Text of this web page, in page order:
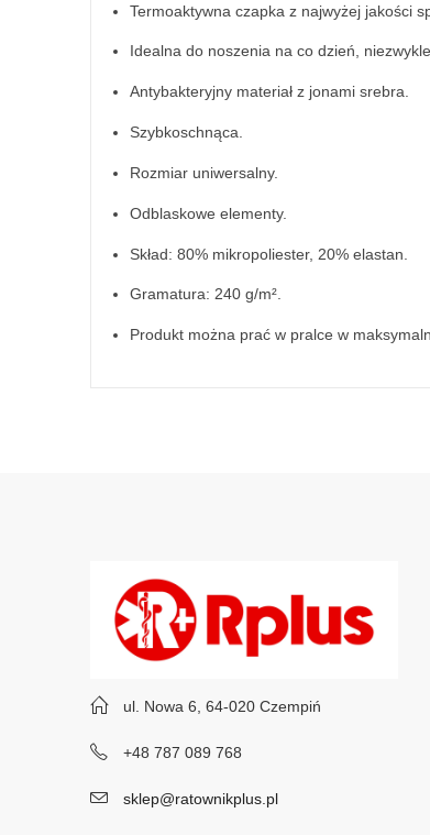
Termoaktywna czapka z najwyżej jakości
Idealna do noszenia na co dzień,
Antybakteryjny materiał z jonami srebra.
Szybkoschnąca.
Rozmiar uniwersalny.
Odblaskowe elementy.
Skład: 80% mikropoliester, 20% elastan.
Gramatura: 240 g/m².
Produkt można prać w pralce w
ul. Nowa 6, 64-020 Czempiń
+48 787 089 768
sklep@ratownikplus.pl